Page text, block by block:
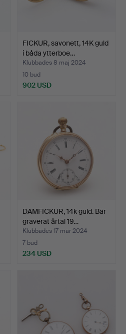
FICKUR, savonett, 14K guld
i båda ytterboe…
Klubbades 8 maj 2024
10 bud
902 USD
DAMFICKUR, 14k guld. Bär
graverat årtal 19…
Klubbades 17 mar 2024
7 bud
234 USD